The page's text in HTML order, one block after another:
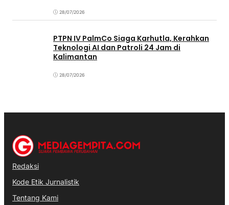
28/07/2026
PTPN IV PalmCo Siaga Karhutla, Kerahkan
Teknologi AI dan Patroli 24 Jam di
Kalimantan
28/07/2026
Redaksi
Kode Etik Jurnalistik
Tentang Kami